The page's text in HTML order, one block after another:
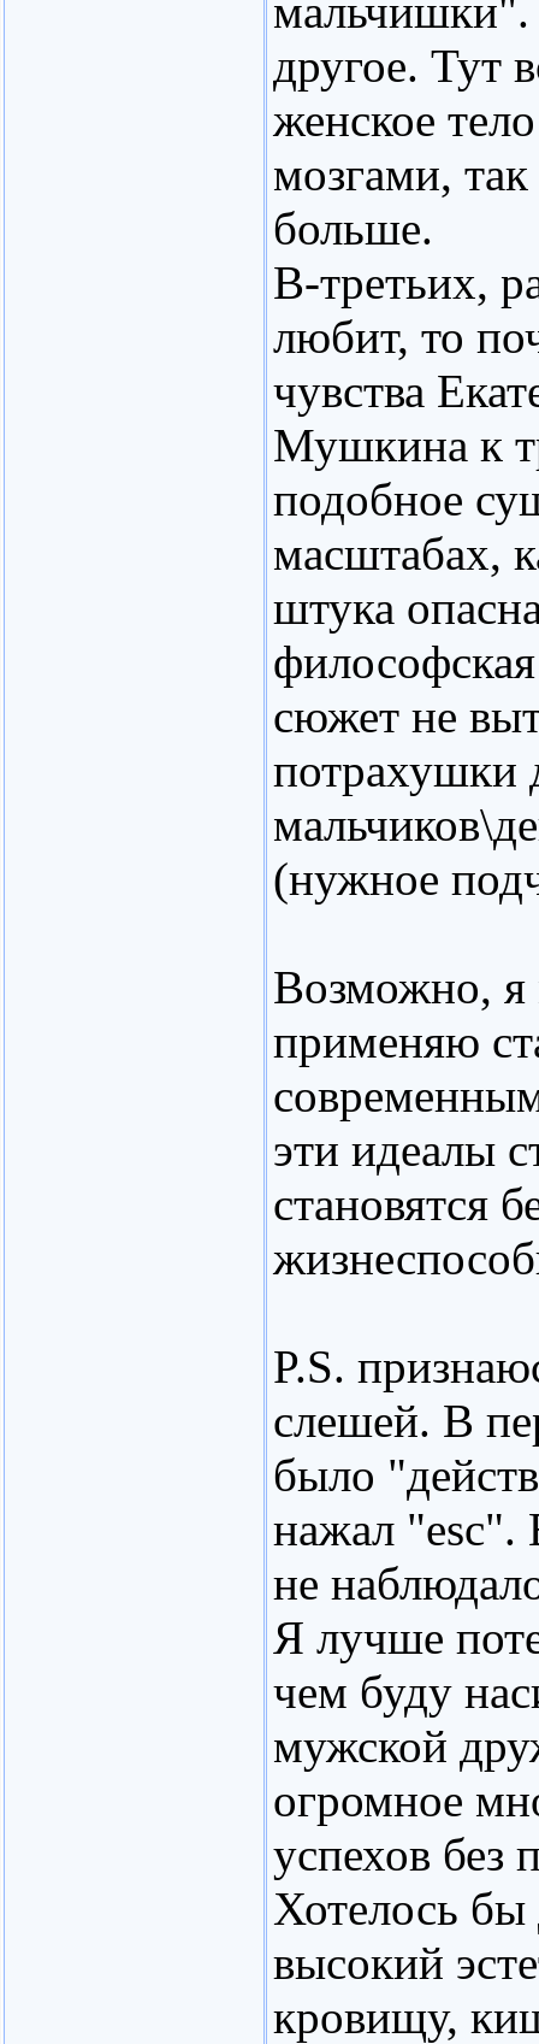
мальчишки".
другое. Тут
женское
мозгами,
больше.
В-третьих,
любит, то
чувства
Мушкина к
подобное
масштабах,
штука
сюжет не
потрахушки
(нужное
Возможно, я
применяю
эти идеалы
становятся
P.S.
слешей. В
было
нажал "esc".
не
Я лучше
чем буду
мужской
огромное
успехов без
Хотелось бы
высокий
кровищу,